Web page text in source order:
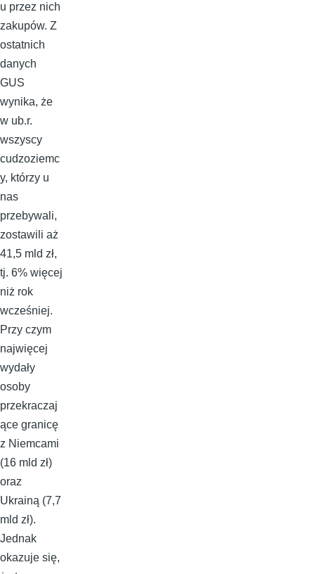
u przez nich
zakupów. Z
ostatnich
danych
GUS
wynika, że
w ub.r.
wszyscy
cudzoziemc
y, którzy u
nas
przebywali,
zostawili aż
41,5 mld zł,
tj. 6% więcej
niż rok
wcześniej.
Przy czym
najwięcej
wydały
osoby
przekraczaj
ące granicę
z Niemcami
(16 mld zł)
oraz
Ukrainą (7,7
mld zł).
Jednak
okazuje się,